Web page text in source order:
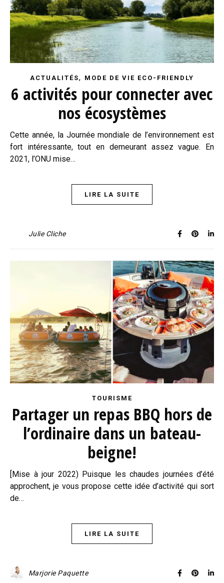
ACTUALITÉS, MODE DE VIE ECO-FRIENDLY
6 activités pour connecter avec
nos écosystèmes
Cette année, la Journée mondiale de l’environnement est
fort intéressante, tout en demeurant assez vague. En
2021, l’ONU mise…
LIRE LA SUITE
Julie Cliche
TOURISME
Partager un repas BBQ hors de
l’ordinaire dans un bateau-
beigne!
[Mise à jour 2022) Puisque les chaudes journées d’été
approchent, je vous propose cette idée d’activité qui sort
de…
LIRE LA SUITE
Marjorie Paquette